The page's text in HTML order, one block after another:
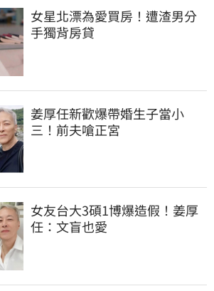
女星北漂為愛買房！遭渣男分
手獨背房貸
姜厚任新歡爆帶婚生子當小
三！前夫嗆正宮
女友台大3碩1博爆造假！姜厚
任：文盲也愛